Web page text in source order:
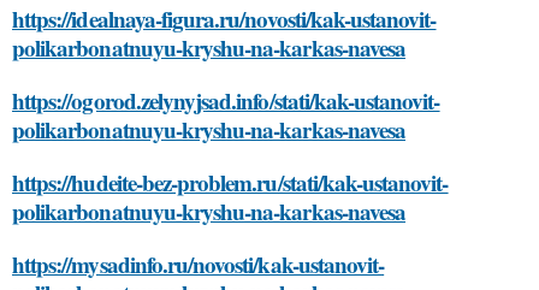
https://idealnaya-figura.ru/novosti/kak-ustanovit-
polikarbonatnuyu-kryshu-na-karkas-navesa
https://ogorod.zelynyjsad.info/stati/kak-ustanovit-
polikarbonatnuyu-kryshu-na-karkas-navesa
https://hudeite-bez-problem.ru/stati/kak-ustanovit-
polikarbonatnuyu-kryshu-na-karkas-navesa
https://mysadinfo.ru/novosti/kak-ustanovit-